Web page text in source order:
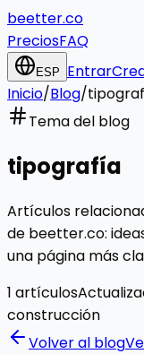
beetter.co
PreciosFAQ
ESP Entrar
Inicio/Blog/
Tema del blog
tipografía
Artículos
de beetter.co:
una página más
1 artículos
construcción
Volver al blog